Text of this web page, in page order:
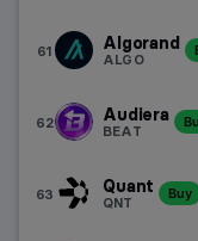
61 Algorand
ALGO
62 Audiera
BEAT
63 Quant
QNT
Buy